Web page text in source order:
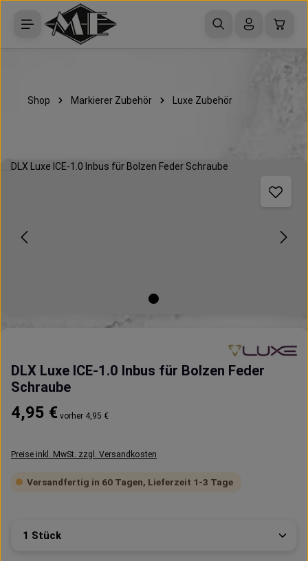
Zum Hauptinhalt springen
Shop Markierer Zubehör Luxe Zubehör
Bildergalerie überspringen
DLX Luxe ICE-1.0 Inbus für Bolzen Feder
Schraube
Regulärer Preis:
4,95 € vorher 4,95 €
Preise inkl. MwSt. zzgl. Versandkosten
Versandfertig in 60 Tagen, Lieferzeit 1-3 Tage
Produkt Anzahl: Gib den gewünschten Wert ein